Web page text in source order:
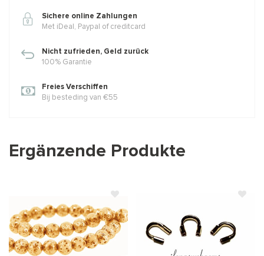
Sichere online Zahlungen
Met iDeal, Paypal of creditcard
Nicht zufrieden, Geld zurück
100% Garantie
Freies Verschiffen
Bij besteding van €55
Ergänzende Produkte